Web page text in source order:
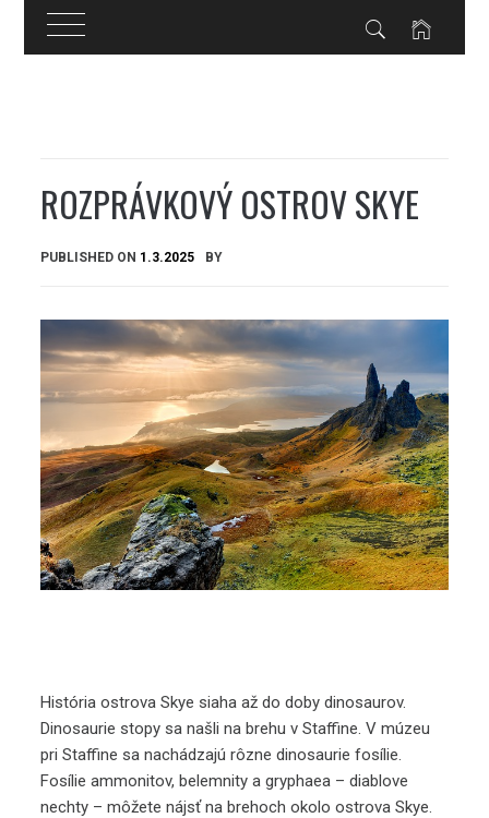
ROZPRÁVKOVÝ OSTROV SKYE
PUBLISHED ON 1.3.2025 BY
História ostrova Skye siaha až do doby dinosaurov.
Dinosaurie stopy sa našli na brehu v Staffine. V múzeu
pri Staffine sa nachádzajú rôzne dinosaurie fosílie.
Fosílie ammonitov, belemnity a gryphaea – diablove
nechty – môžete nájsť na brehoch okolo ostrova Skye.